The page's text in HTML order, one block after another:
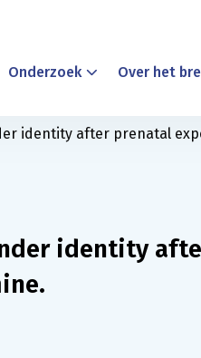
Onderzoek Over het
identity after prenatal
identity